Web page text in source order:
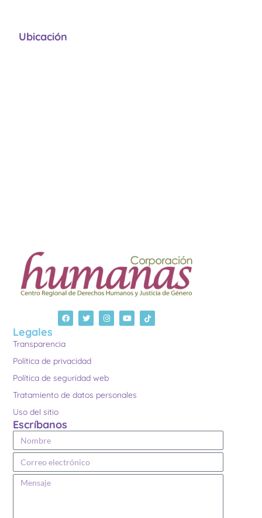
Legales
Transparencia
Política de privacidad
Política de seguridad web
Tratamiento de datos personales
Uso del sitio
Escríbanos
Ubicación